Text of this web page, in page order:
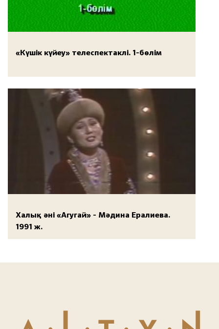
«Күшік күйеу» телеспектаклі. 1-бөлім
Халық әні «Агугай» - Мәдина Ералиева.
1991 ж.